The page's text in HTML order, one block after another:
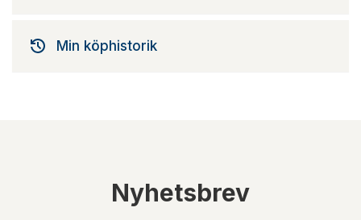
Min köphistorik
Nyhetsbrev